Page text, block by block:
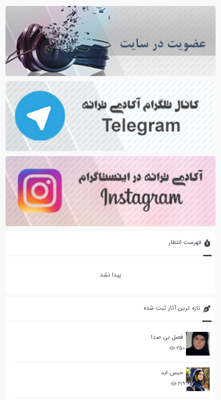
تازه ترین آثار ثبت شده
فصل بی صدا
۲۵۰
حبس ابد
۲۱۹
فهرست انتظار
پیدا نشد